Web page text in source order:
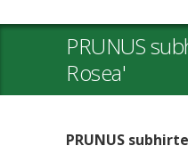
PRUNUS
Rosea'
PRUNUS